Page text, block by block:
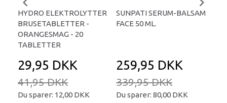
HYDRO ELEKTROLYTTER
BRUSETABLETTER -
ORANGESMAG - 20
TABLETTER
29,95 DKK
41,95 DKK
Du sparer: 12,00 DKK
SUNPATI SERUM-BALSAM
FACE 50 ML.
259,95 DKK
339,95 DKK
Du sparer: 80,00 DKK